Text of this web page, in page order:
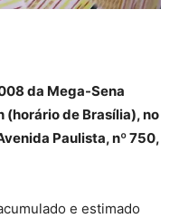
da Mega-Sena
(horário de Brasília), no
Paulista, nº 750,
e estimado